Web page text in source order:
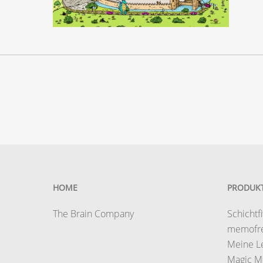
HOME
The Brain Company
Meine
Magic